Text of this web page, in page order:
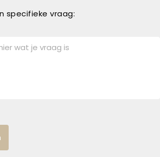
specifieke vraag: